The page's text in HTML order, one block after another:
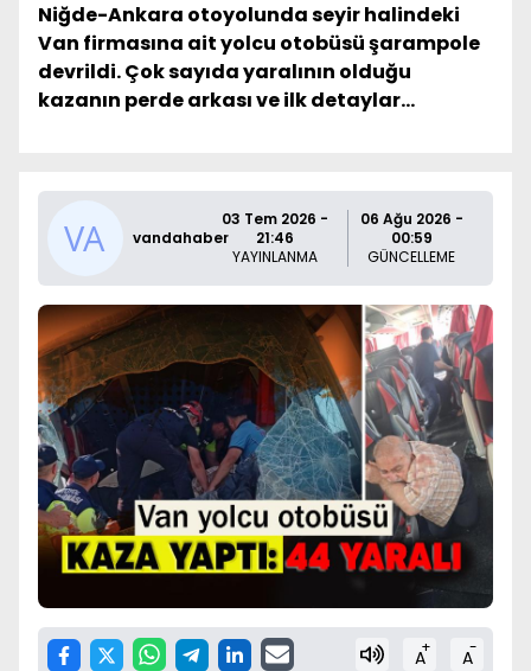
Niğde-Ankara otoyolunda seyir halindeki
Van firmasına ait yolcu otobüsü şarampole
devrildi. Çok sayıda yaralının olduğu
kazanın perde arkası ve ilk detaylar...
vandahaber
03 Tem 2026 -
21:46
YAYINLANMA
06 Ağu 2026 -
00:59
GÜNCELLEME
A+ A-